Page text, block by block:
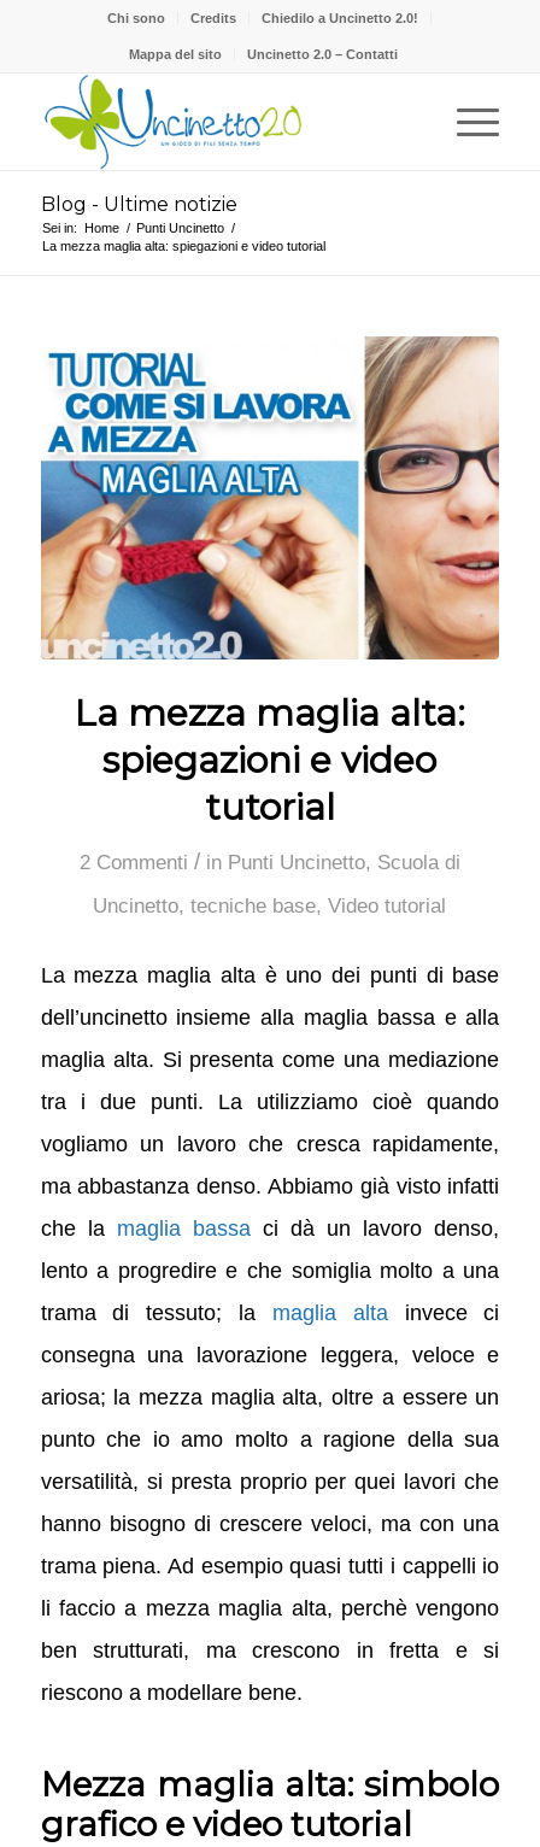
Chi sono Credits Chiedilo a Uncinetto 2.0!
Mappa del sito Uncinetto 2.0 – Contatti
Blog - Ultime notizie
Sei in: Home / Punti Uncinetto /
La mezza maglia alta: spiegazioni e video tutorial
La mezza maglia alta:
spiegazioni e video
tutorial
2 Commenti / in Punti Uncinetto, Scuola di
Uncinetto,tecniche base,Video tutorial
La mezza maglia alta è uno dei punti di base
dell’uncinetto insieme alla maglia bassa e alla
maglia alta. Si presenta come una mediazione
tra i due punti. La utilizziamo cioè quando
vogliamo un lavoro che cresca rapidamente,
ma abbastanza denso. Abbiamo già visto infatti
che la maglia bassaci dà un lavoro denso,
lento a progredire e che somiglia molto a una
trama di tessuto; la maglia altainvece ci
consegna una lavorazione leggera, veloce e
ariosa; la mezza maglia alta, oltre a essere un
punto che io amo molto a ragione della sua
versatilità, si presta proprio per quei lavori che
hanno bisogno di crescere veloci, ma con una
trama piena. Ad esempio quasi tutti i cappelli io
li faccio a mezza maglia alta, perchè vengono
ben strutturati, ma crescono in fretta e si
riescono a modellare bene.
Mezza maglia alta: simbolo
grafico e video tutorial